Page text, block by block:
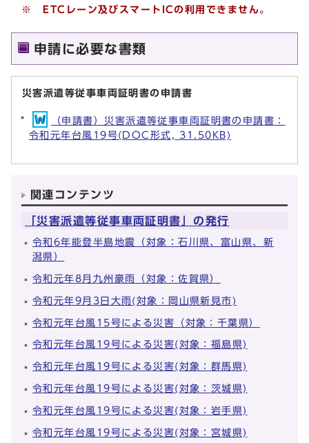
※ ETCレーン及びスマートICの利用できません。
申請に必要な書類
災害派遣等従事車両証明書の申請書
（申請書）災害派遣等従事車両証明書の申請書：
令和元年台風19号(DOC形式, 31.50KB)
関連コンテンツ
「災害派遣等従事車両証明書」の発行
令和6年能登半島地震（対象：石川県、富山県、新
潟県）
令和元年8月九州豪雨（対象：佐賀県）
令和元年9月3日大雨(対象：岡山県新見市)
令和元年台風15号による災害（対象：千葉県）
令和元年台風19号による災害(対象：福島県)
令和元年台風19号による災害(対象：群馬県)
令和元年台風19号による災害(対象：茨城県)
令和元年台風19号による災害(対象：岩手県)
令和元年台風19号による災害(対象：宮城県)